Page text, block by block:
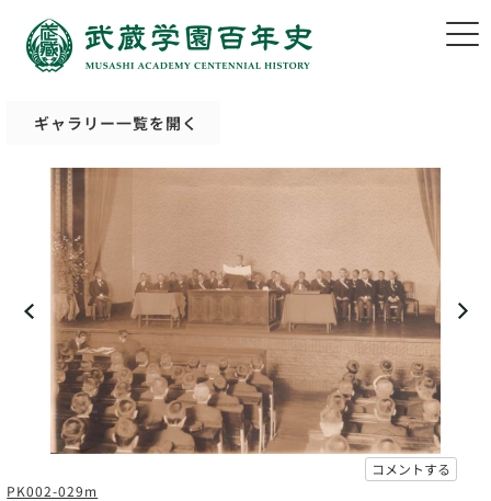
ギャラリー一覧を開く
コメントする
PK002-029m